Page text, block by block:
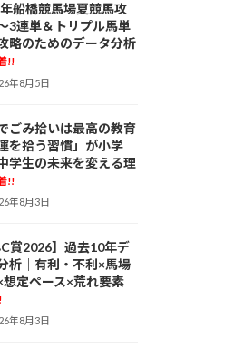
船橋競馬場夏競馬攻
3連単＆トリプル馬単
略のためのデータ分析
!!
年8月5日
ごみ拾いは最高の教育
を拾う習慣」が小学
学生の未来を変える理
!!
年8月3日
賞2026】過去10年デ
析｜有利・不利×馬場
想定ペース×荒れ要素
年8月3日